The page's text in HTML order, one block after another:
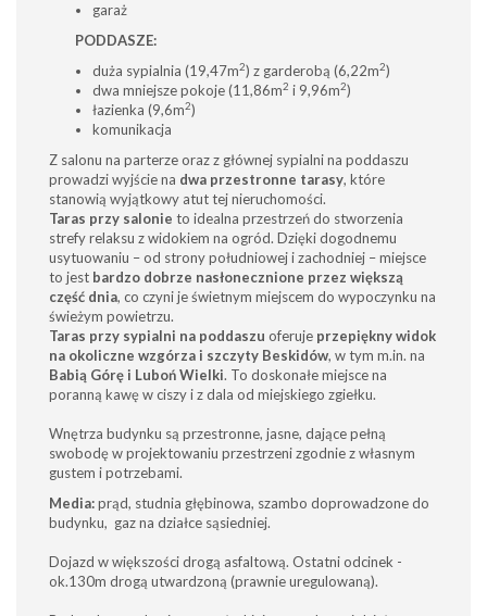
garaż
PODDASZE:
duża sypialnia (19,47m2) z garderobą (6,22m2)
dwa mniejsze pokoje (11,86m2 i 9,96m2)
łazienka (9,6m2)
komunikacja
Z salonu na parterze oraz z głównej sypialni na poddaszu
prowadzi wyjście na dwa przestronne tarasy, które
stanowią wyjątkowy atut tej nieruchomości.
Taras przy salonie to idealna przestrzeń do stworzenia
strefy relaksu z widokiem na ogród. Dzięki dogodnemu
usytuowaniu – od strony południowej i zachodniej – miejsce
to jest bardzo dobrze nasłonecznione przez większą
część dnia, co czyni je świetnym miejscem do wypoczynku na
świeżym powietrzu.
Taras przy sypialni na poddaszu oferuje przepiękny widok
na okoliczne wzgórza i szczyty Beskidów, w tym m.in. na
Babią Górę i Luboń Wielki. To doskonałe miejsce na
poranną kawę w ciszy i z dala od miejskiego zgiełku.
Wnętrza budynku są przestronne, jasne, dające pełną
swobodę w projektowaniu przestrzeni zgodnie z własnym
gustem i potrzebami.
Media:prąd, studnia głębinowa, szambo doprowadzone do
budynku, gaz na działce sąsiedniej.
Dojazd w większości drogą asfaltową. Ostatni odcinek -
ok.130m drogą utwardzoną (prawnie uregulowaną).